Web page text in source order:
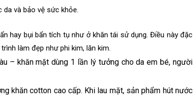
và bảo vệ sức khỏe.
hay bụi bẩn tích tụ như ở khăn tái sử dụng. Điều này đặc
làm đẹp như phi kim, lăn kim.
– khăn mặt dùng 1 lần lý tưởng cho da em bé, người
khăn cotton cao cấp. Khi lau mặt, sản phẩm hút nước